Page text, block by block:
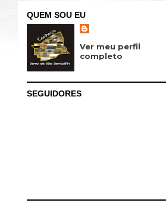
QUEM SOU EU
Ver meu perfil
completo
SEGUIDORES